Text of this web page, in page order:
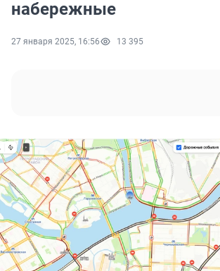
набережные
27 января 2025, 16:56 13 395